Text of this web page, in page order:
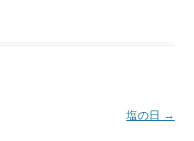
塩の日 →